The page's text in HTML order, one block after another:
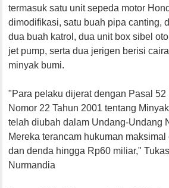
termasuk satu unit sepeda motor
dimodifikasi, satu buah pipa canting,
dua buah katrol, dua unit box sibel
jet pump, serta dua jerigen berisi
minyak bumi.
"Para pelaku dijerat dengan Pasal
Nomor 22 Tahun 2001 tentang
telah diubah dalam Undang-Undang
Mereka terancam hukuman
dan denda hingga Rp60 miliar,"
Nurmandia